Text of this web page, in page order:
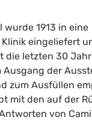
wurde 1913 in eine
eingeliefert
die letzten 30
Ausgang der
zum Ausfüllen
mit den auf der
von